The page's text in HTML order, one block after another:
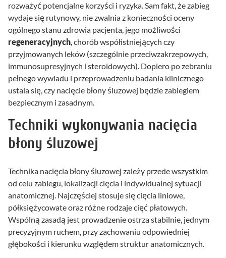
rozważyć potencjalne korzyści i ryzyka. Sam fakt, że zabieg
wydaje się rutynowy, nie zwalnia z konieczności oceny
ogólnego stanu zdrowia pacjenta, jego możliwości
regeneracyjnych, chorób współistniejących czy
przyjmowanych leków (szczególnie przeciwzakrzepowych,
immunosupresyjnych i steroidowych). Dopiero po zebraniu
pełnego wywiadu i przeprowadzeniu badania klinicznego
ustala się, czy nacięcie błony śluzowej będzie zabiegiem
bezpiecznym i zasadnym.
Techniki wykonywania nacięcia
błony śluzowej
Technika nacięcia błony śluzowej zależy przede wszystkim
od celu zabiegu, lokalizacji cięcia i indywidualnej sytuacji
anatomicznej. Najczęściej stosuje się cięcia liniowe,
półksiężycowate oraz różne rodzaje cięć płatowych.
Wspólną zasadą jest prowadzenie ostrza stabilnie, jednym
precyzyjnym ruchem, przy zachowaniu odpowiedniej
głębokości i kierunku względem struktur anatomicznych.